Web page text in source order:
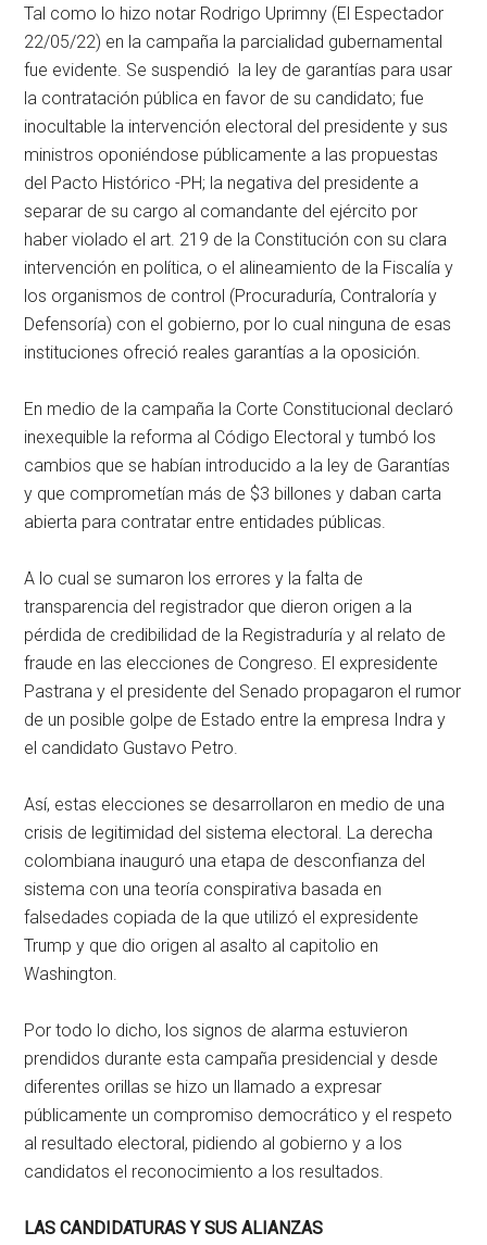
Tal como lo hizo notar Rodrigo Uprimny (El Espectador
22/05/22) en la campaña la parcialidad gubernamental
fue evidente. Se suspendió la ley de garantías para usar
la contratación pública en favor de su candidato; fue
inocultable la intervención electoral del presidente y sus
ministros oponiéndose públicamente a las propuestas
del Pacto Histórico -PH; la negativa del presidente a
separar de su cargo al comandante del ejército por
haber violado el art. 219 de la Constitución con su clara
intervención en política, o el alineamiento de la Fiscalía y
los organismos de control (Procuraduría, Contraloría y
Defensoría) con el gobierno, por lo cual ninguna de esas
instituciones ofreció reales garantías a la oposición.
En medio de la campaña la Corte Constitucional declaró
inexequible la reforma al Código Electoral y tumbó los
cambios que se habían introducido a la ley de Garantías
y que comprometían más de $3 billones y daban carta
abierta para contratar entre entidades públicas.
A lo cual se sumaron los errores y la falta de
transparencia del registrador que dieron origen a la
pérdida de credibilidad de la Registraduría y al relato de
fraude en las elecciones de Congreso. El expresidente
Pastrana y el presidente del Senado propagaron el rumor
de un posible golpe de Estado entre la empresa Indra y
el candidato Gustavo Petro.
Así, estas elecciones se desarrollaron en medio de una
crisis de legitimidad del sistema electoral. La derecha
colombiana inauguró una etapa de desconfianza del
sistema con una teoría conspirativa basada en
falsedades copiada de la que utilizó el expresidente
Trump y que dio origen al asalto al capitolio en
Washington.
Por todo lo dicho, los signos de alarma estuvieron
prendidos durante esta campaña presidencial y desde
diferentes orillas se hizo un llamado a expresar
públicamente un compromiso democrático y el respeto
al resultado electoral, pidiendo al gobierno y a los
candidatos el reconocimiento a los resultados.
LAS CANDIDATURAS Y SUS ALIANZAS